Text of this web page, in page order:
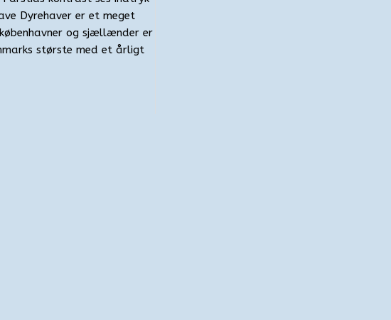
Dyrehaver er et meget
og sjællænder er
største med et årligt